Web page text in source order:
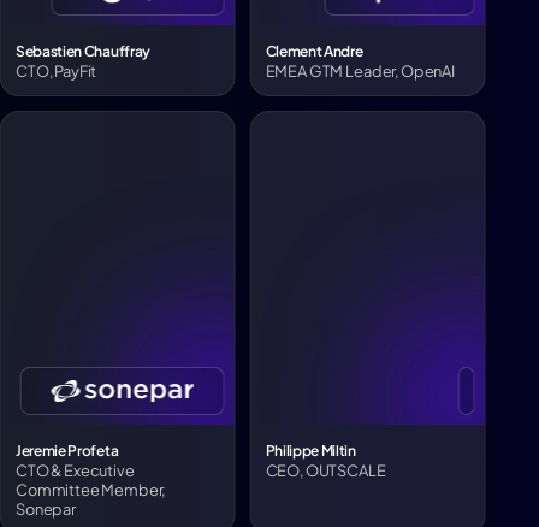
Sebastien Chauffray
CTO, PayFit
Clement Andre
EMEA GTM Leader, OpenAI
Jeremie Profeta
CTO & Executive
Committee Member,
Sonepar
Philippe Miltin
CEO, OUTSCALE